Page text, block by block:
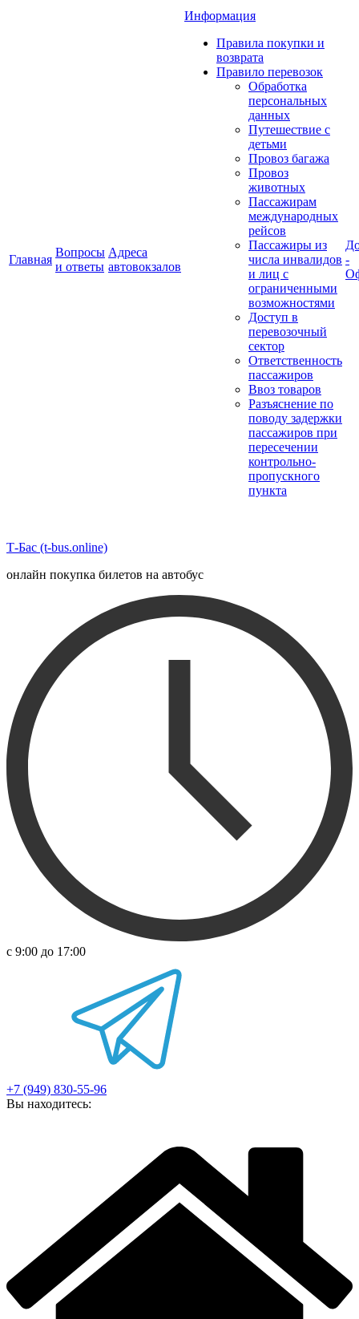
Главная
Вопросы
и ответы
Адреса
автовокзалов
Информация
Правила покупки и
возврата
Правило перевозок
Обработка
персональных
данных
Путешествие с
детьми
Провоз багажа
Провоз
животных
Пассажирам
международных
рейсов
Пассажиры из
числа инвалидов
и лиц с
ограниченными
возможностями
Доступ в
перевозочный
сектор
Ответственность
пассажиров
Ввоз товаров
Разъяснение по
поводу задержки
пассажиров при
пересечении
контрольно-
пропускного
пункта
-
Т-Бас (t-bus.online)
онлайн покупка билетов на автобус
с 9:00 до 17:00
+7 (949) 830-55-96
Вы находитесь: